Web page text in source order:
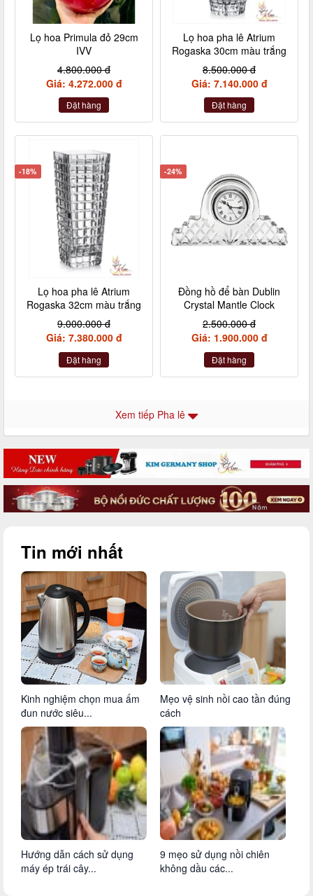
Lọ hoa Primula đỏ 29cm
IVV
4.800.000 đ
Giá: 4.272.000 đ
Đặt hàng
Lọ hoa pha lê Atrium
Rogaska 30cm màu trắng
8.500.000 đ
Giá: 7.140.000 đ
Đặt hàng
-18%
Lọ hoa pha lê Atrium
Rogaska 32cm màu trắng
9.000.000 đ
Giá: 7.380.000 đ
Đặt hàng
-24%
Đồng hồ để bàn Dublin
Crystal Mantle Clock
2.500.000 đ
Giá: 1.900.000 đ
Đặt hàng
Xem tiếp Pha lê
Tin mới nhất
Kinh nghiệm chọn mua ấm
đun nước siêu...
Mẹo vệ sinh nồi cao tần đúng
cách
Hướng dẫn cách sử dụng
máy ép trái cây...
9 mẹo sử dụng nồi chiên
không dầu các...